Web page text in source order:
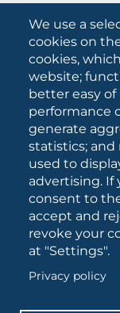
We use a
cookies on
cookies,
website;
better easy
performance
generate
statistics; and
used to
advertising. If
consent to
accept and
revoke your
at "Settings".
Privacy policy
What they are
Press releases
Campagna
Unifg Mag
Unifg Visual
Facts and